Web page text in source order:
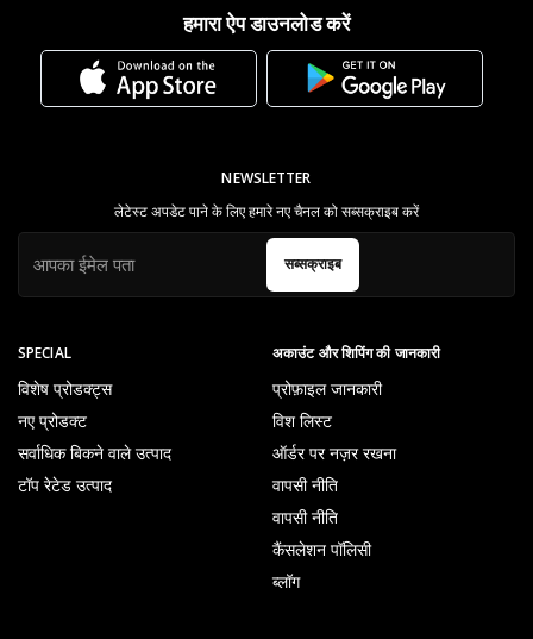
हमारा ऐप डाउनलोड करें
SPECIAL
विशेष प्रोडक्ट्स
नए प्रोडक्ट
सर्वाधिक बिकने वाले उत्पाद
टॉप रेटेड उत्पाद
अकाउंट और शिपिंग की जानकारी
प्रोफ़ाइल जानकारी
विश लिस्ट
ऑर्डर पर नज़र रखना
वापसी नीति
वापसी नीति
कैंसलेशन पॉलिसी
ब्लॉग
NEWSLETTER
लेटेस्ट अपडेट पाने के लिए हमारे नए चैनल को सब्सक्राइब करें
सब्सक्राइब